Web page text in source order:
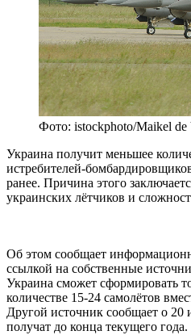
Фото: istockphoto/Maikel de
Украина получит меньшее
истребителей-
ранее. Причина этого
украинских лётчиков и
Об этом сообщает
ссылкой на собственные
Украина сможет сформировать
количестве 15-24 самолётов
Другой источник сообщает о 20
получат до конца текущего года.